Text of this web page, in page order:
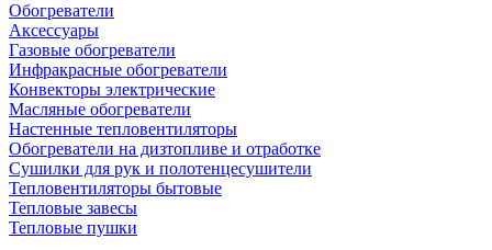
Обогреватели
Аксессуары
Газовые обогреватели
Инфракрасные обогреватели
Конвекторы электрические
Масляные обогреватели
Настенные тепловентиляторы
Обогреватели на дизтопливе и отработке
Сушилки для рук и полотенцесушители
Тепловентиляторы бытовые
Тепловые завесы
Тепловые пушки